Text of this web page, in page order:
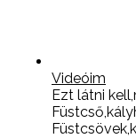
Videóim
Ezt látni